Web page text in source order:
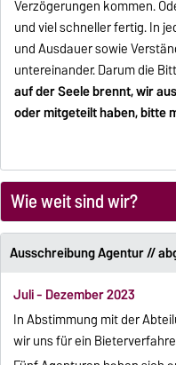
Verzögerungen kommen.
und viel schneller fertig. In
und Ausdauer sowie
untereinander. Darum die
auf der Seele brennt, wir
oder mitgeteilt haben, bitte
Wie weit sind wir?
Ausschreibung Agentur //
Juli - Dezember 2023
In Abstimmung mit der
wir uns für ein